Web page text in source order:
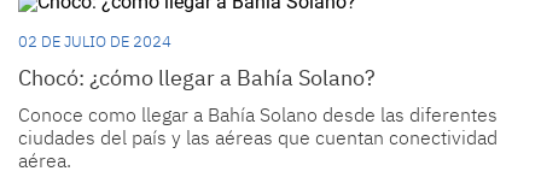
02 DE JULIO DE 2024
Chocó: ¿cómo llegar a Bahía Solano?
Conoce como llegar a Bahía Solano desde las diferentes
ciudades del país y las aéreas que cuentan conectividad
aérea.